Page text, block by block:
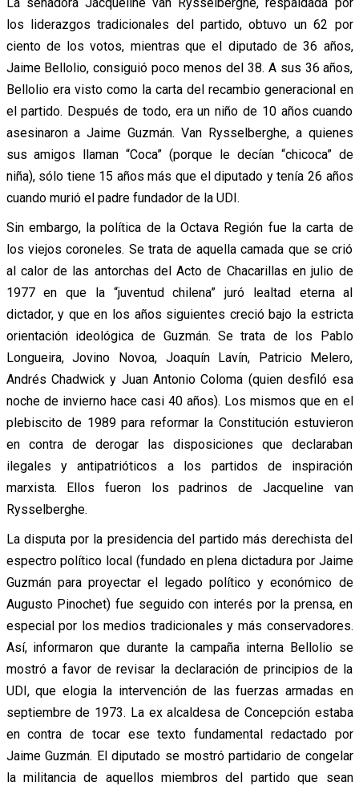
los liderazgos tradicionales del partido, obtuvo un 62 por
ciento de los votos, mientras que el diputado de 36 años,
Jaime Bellolio, consiguió poco menos del 38. A sus 36 años,
Bellolio era visto como la carta del recambio generacional en
el partido. Después de todo, era un niño de 10 años cuando
asesinaron a Jaime Guzmán. Van Rysselberghe, a quienes
sus amigos llaman “Coca” (porque le decían “chicoca” de
niña), sólo tiene 15 años más que el diputado y tenía 26 años
cuando murió el padre fundador de la UDI.
Sin embargo, la política de la Octava Región fue la carta de
los viejos coroneles. Se trata de aquella camada que se crió
al calor de las antorchas del Acto de Chacarillas en julio de
1977 en que la “juventud chilena” juró lealtad eterna al
dictador, y que en los años siguientes creció bajo la estricta
orientación ideológica de Guzmán. Se trata de los Pablo
Longueira, Jovino Novoa, Joaquín Lavín, Patricio Melero,
Andrés Chadwick y Juan Antonio Coloma (quien desfiló esa
noche de invierno hace casi 40 años). Los mismos que en el
plebiscito de 1989 para reformar la Constitución estuvieron
en contra de derogar las disposiciones que declaraban
ilegales y antipatrióticos a los partidos de inspiración
marxista. Ellos fueron los padrinos de Jacqueline van
Rysselberghe.
La disputa por la presidencia del partido más derechista del
espectro político local (fundado en plena dictadura por Jaime
Guzmán para proyectar el legado político y económico de
Augusto Pinochet) fue seguido con interés por la prensa, en
especial por los medios tradicionales y más conservadores.
Así, informaron que durante la campaña interna Bellolio se
mostró a favor de revisar la declaración de principios de la
UDI, que elogia la intervención de las fuerzas armadas en
septiembre de 1973. La ex alcaldesa de Concepción estaba
en contra de tocar ese texto fundamental redactado por
Jaime Guzmán. El diputado se mostró partidario de congelar
la militancia de aquellos miembros del partido que sean